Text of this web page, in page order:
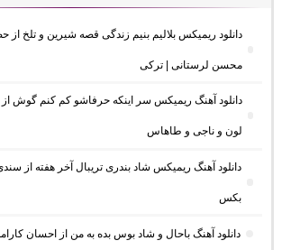
دانلود ریمیکس بلالیم بنیم زندگی قصه شیرین و تلخ
محسن لرستانی | ترکی
دانلود آهنگ ریمیکس سر اینکه حرفاشو کم کنم گوش
لون و ناجی و طاهاس
دانلود آهنگ ریمیکس شاد بندری تریبال آخر هفته از
بکس
دانلود آهنگ باحال و شاد بوس بده به من از احسان